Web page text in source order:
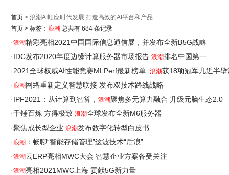
首页> 浪潮AI顺应时代发展 打造高效的AI平台和产品
首页> 标签： 浪潮 总共有 684 条记录
·浪潮精彩亮相2021中国国际信息通信展，并发布全新B5G战略
·IDC发布2020年度边缘计算服务器市场报告 浪潮排名中国第一
·2021全球权威AI性能竞赛MLPerf最新榜单: 浪潮获18项冠军几近半壁
·浪潮网络重新定义智慧联接 发布双技术路线战略
·IPF2021：从计算到智算， 浪潮聚焦多元算力融合 升级元脑生态2.0
·千锤百炼 方得极致 浪潮全球发布全新M6服务器
·聚焦成长型企业 浪潮发布数字化转型白皮书
·浪潮：畅聊“智能存储管理”这波技术“后浪”
·浪潮云ERP亮相MWC大会 智慧企业方案备受关注
·浪潮亮相2021MWC上海 贡献5G新力量